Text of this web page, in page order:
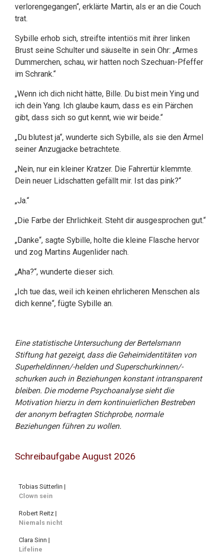
verlorengegangen“, erklärte Martin, als er an die Couch
trat.
Sybille erhob sich, streifte intentiös mit ihrer linken
Brust seine Schulter und säuselte in sein Ohr: „Armes
Dummerchen, schau, wir hatten noch Szechuan-Pfeffer
im Schrank.“
„Wenn ich dich nicht hätte, Bille. Du bist mein Ying und
ich dein Yang. Ich glaube kaum, dass es ein Pärchen
gibt, dass sich so gut kennt, wie wir beide.“
„Du blutest ja“, wunderte sich Sybille, als sie den Ärmel
seiner Anzugjacke betrachtete.
„Nein, nur ein kleiner Kratzer. Die Fahrertür klemmte.
Dein neuer Lidschatten gefällt mir. Ist das pink?“
„Ja.“
„Die Farbe der Ehrlichkeit. Steht dir ausgesprochen gut.“
„Danke“, sagte Sybille, holte die kleine Flasche hervor
und zog Martins Augenlider nach.
„Aha?“, wunderte dieser sich.
„Ich tue das, weil ich keinen ehrlicheren Menschen als
dich kenne“, fügte Sybille an.
Eine statistische Untersuchung der Bertelsmann
Stiftung hat gezeigt, dass die Geheimidentitäten von
Superheldinnen/-helden und Superschurkinnen/-
schurken auch in Beziehungen konstant intransparent
bleiben. Die moderne Psychoanalyse sieht die
Motivation hierzu in dem kontinuierlichen Bestreben
der anonym befragten Stichprobe, normale
Beziehungen führen zu wollen.
Schreibaufgabe August 2026
Tobias Sütterlin |
Clown sein
Robert Reitz |
Niemals nicht
Clara Sinn |
Lifeline